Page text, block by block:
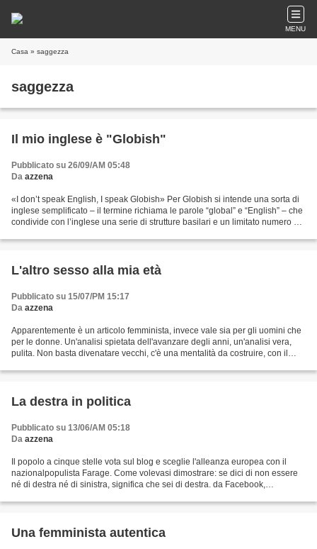
MENU
Casa » saggezza
saggezza
Il mio inglese è "Globish"
Pubblicato su 26/09/AM 05:48
Da azzena
«I don’t speak English, I speak Globish» Per Globish si intende una sorta di
inglese semplificato – il termine richiama le parole “global” e “English” – che
condivide con l’inglese una serie di strutture basilari e un limitato numero di
L'altro sesso alla mia età
Pubblicato su 15/07/PM 15:17
Da azzena
Apparentemente è un articolo femminista, invece vale sia per gli uomini che
per le donne. Un'analisi spietata dell'avanzare degli anni, un'analisi vera,
pulita. Non basta divenatare vecchi, c'è una mentalità da costruire, con il
La destra in politica
Pubblicato su 13/06/AM 05:18
Da azzena
Il popolo a cinque stelle vota sul blog e sceglie l'alleanza europea con il
nazionalpopulista Farage. Come volevasi dimostrare: se dici di non essere
né di destra né di sinistra, significa che sei di destra. da Facebook,
Una femminista autentica